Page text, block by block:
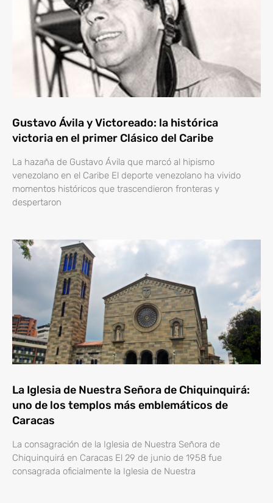
Gustavo Ávila y Victoreado: la histórica
victoria en el primer Clásico del Caribe
La hazaña de Gustavo Ávila que marcó al hipismo
venezolano en el Caribe El deporte venezolano ha vivido
momentos históricos que trascendieron fronteras y
despertaron
La Iglesia de Nuestra Señora de Chiquinquirá:
uno de los templos más emblemáticos de
Caracas
La consagración de la Iglesia de Nuestra Señora de
Chiquinquirá en Caracas El 29 de junio de 1958 fue
consagrada oficialmente la Iglesia de Nuestra